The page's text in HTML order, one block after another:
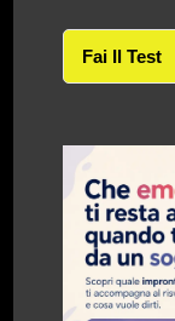
Fai Il Test